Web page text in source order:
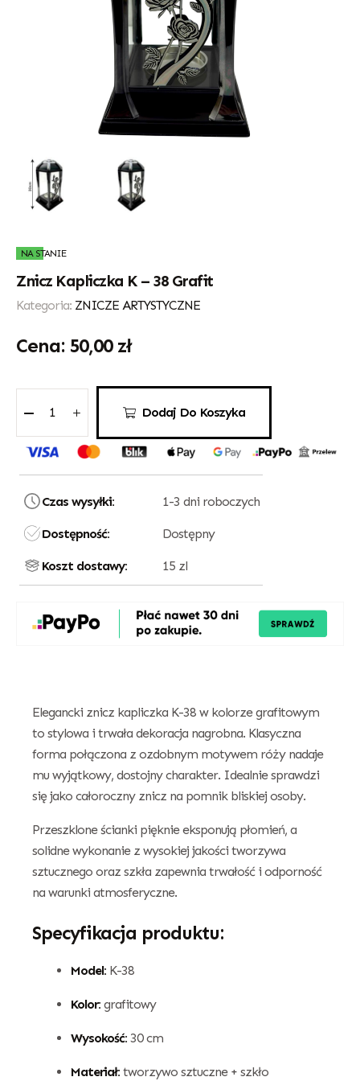
NA STANIE
Znicz Kapliczka K – 38 Grafit
Kategoria: ZNICZE ARTYSTYCZNE
50,00 zł
Dodaj Do Koszyka
Czas wysyłki: 1-3 dni roboczych
Dostępność: Dostępny
Koszt dostawy: 15 zl
Elegancki znicz kapliczka K-38 w kolorze grafitowym
to stylowa i trwała dekoracja nagrobna. Klasyczna
forma połączona z ozdobnym motywem róży nadaje
mu wyjątkowy, dostojny charakter. Idealnie sprawdzi
się jako całoroczny znicz na pomnik bliskiej osoby.
Przeszklone ścianki pięknie eksponują płomień, a
solidne wykonanie z wysokiej jakości tworzywa
sztucznego oraz szkła zapewnia trwałość i odporność
na warunki atmosferyczne.
Specyfikacja produktu:
Model: K-38
Kolor: grafitowy
Wysokość: 30 cm
Materiał: tworzywo sztuczne + szkło